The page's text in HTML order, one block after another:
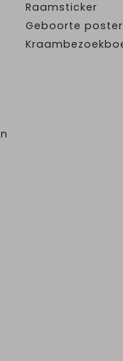
Raamsticker
Geboorte poster